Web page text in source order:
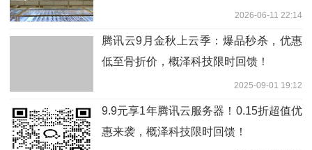
2026-06-11 22:14
腾讯云9月金秋上云季：爆品秒杀，优惠
低至骨折价，概泽科技限时回馈！
2025-09-01 19:12
9.9元享1年腾讯云服务器！0.15折超值优
惠来袭，概泽科技限时回馈！